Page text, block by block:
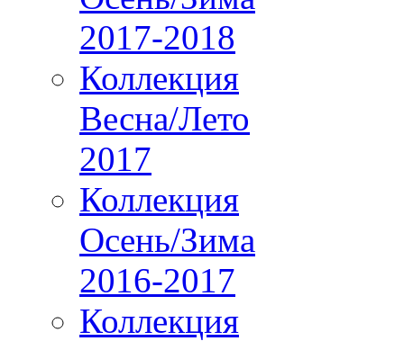
2017-2018
Коллекция
Весна/Лето
2017
Коллекция
Осень/Зима
2016-2017
Коллекция